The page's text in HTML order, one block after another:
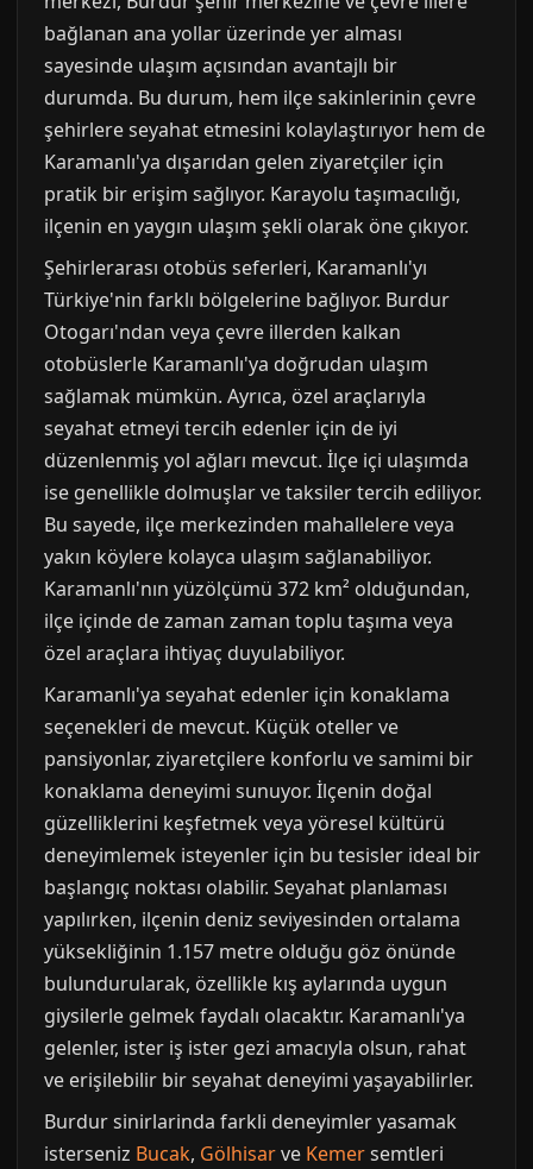
bağlanan ana yollar üzerinde yer alması
sayesinde ulaşım açısından avantajlı bir
durumda. Bu durum, hem ilçe sakinlerinin çevre
şehirlere seyahat etmesini kolaylaştırıyor hem de
Karamanlı'ya dışarıdan gelen ziyaretçiler için
pratik bir erişim sağlıyor. Karayolu taşımacılığı,
ilçenin en yaygın ulaşım şekli olarak öne çıkıyor.
Şehirlerarası otobüs seferleri, Karamanlı'yı
Türkiye'nin farklı bölgelerine bağlıyor. Burdur
Otogarı'ndan veya çevre illerden kalkan
otobüslerle Karamanlı'ya doğrudan ulaşım
sağlamak mümkün. Ayrıca, özel araçlarıyla
seyahat etmeyi tercih edenler için de iyi
düzenlenmiş yol ağları mevcut. İlçe içi ulaşımda
ise genellikle dolmuşlar ve taksiler tercih ediliyor.
Bu sayede, ilçe merkezinden mahallelere veya
yakın köylere kolayca ulaşım sağlanabiliyor.
Karamanlı'nın yüzölçümü 372 km² olduğundan,
ilçe içinde de zaman zaman toplu taşıma veya
özel araçlara ihtiyaç duyulabiliyor.
Karamanlı'ya seyahat edenler için konaklama
seçenekleri de mevcut. Küçük oteller ve
pansiyonlar, ziyaretçilere konforlu ve samimi bir
konaklama deneyimi sunuyor. İlçenin doğal
güzelliklerini keşfetmek veya yöresel kültürü
deneyimlemek isteyenler için bu tesisler ideal bir
başlangıç noktası olabilir. Seyahat planlaması
yapılırken, ilçenin deniz seviyesinden ortalama
yüksekliğinin 1.157 metre olduğu göz önünde
bulundurularak, özellikle kış aylarında uygun
giysilerle gelmek faydalı olacaktır. Karamanlı'ya
gelenler, ister iş ister gezi amacıyla olsun, rahat
ve erişilebilir bir seyahat deneyimi yaşayabilirler.
Burdur sinirlarinda farkli deneyimler yasamak
isterseniz Bucak, Gölhisarve Kemersemtleri